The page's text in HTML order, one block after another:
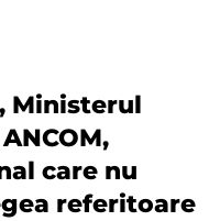
Ministerul
care nu
referitoare